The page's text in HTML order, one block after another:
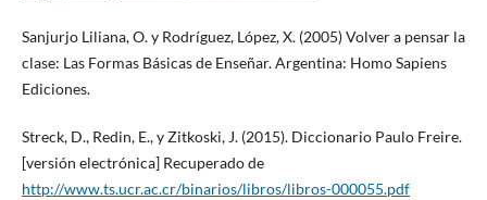
Sanjurjo Liliana, O. y Rodríguez, López, X. (2005) Volver a pensar la
clase: Las Formas Básicas de Enseñar. Argentina: Homo Sapiens
Ediciones.
Streck, D., Redin, E., y Zitkoski, J. (2015). Diccionario Paulo Freire.
[versión electrónica] Recuperado de
http://www.ts.ucr.ac.cr/binarios/libros/libros-000055.pdf